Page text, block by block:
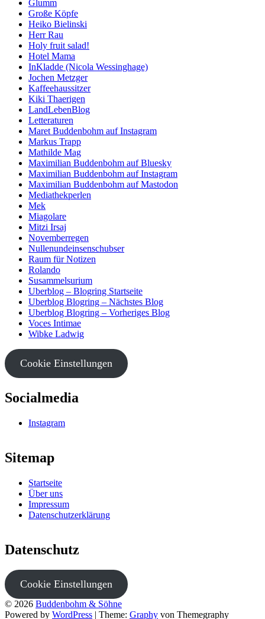
Glumm
Große Köpfe
Heiko Bielinski
Herr Rau
Holy fruit salad!
Hotel Mama
InKladde (Nicola Wessinghage)
Jochen Metzger
Kaffeehaussitzer
Kiki Thaerigen
LandLebenBlog
Letteraturen
Maret Buddenbohm auf Instagram
Markus Trapp
Mathilde Mag
Maximilian Buddenbohm auf Bluesky
Maximilian Buddenbohm auf Instagram
Maximilian Buddenbohm auf Mastodon
Mediathekperlen
Mek
Miagolare
Mitzi Irsaj
Novemberregen
Nullenundeinsenschubser
Raum für Notizen
Rolando
Susammelsurium
Uberblog – Blogring Startseite
Uberblog Blogring – Nächstes Blog
Uberblog Blogring – Vorheriges Blog
Voces Intimae
Wibke Ladwig
Cookie Einstellungen
Socialmedia
Instagram
Sitemap
Startseite
Über uns
Impressum
Datenschutzerklärung
Datenschutz
Cookie Einstellungen
© 2026 Buddenbohm & Söhne
Powered by WordPress | Theme: Graphy von Themegraphy